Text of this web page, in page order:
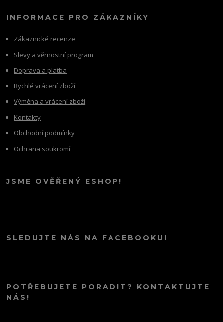
INFORMACE PRO ZÁKAZNÍKY
Zákaznické recenze
Slevy a věrnostní program
Doprava a platba
Rychlé vrácení zboží
Výměna a vrácení zboží
Kontakty
Obchodní podmínky
Ochrana soukromí
JSME OVĚŘENÝ ESHOP!
SLEDUJTE NÁS NA FACEBOOKU!
POTŘEBUJETE PORADIT? KONTAKTUJTE
NÁS!